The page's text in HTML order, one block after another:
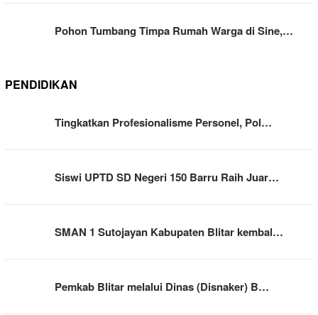
Pohon Tumbang Timpa Rumah Warga di Sine,…
PENDIDIKAN
Tingkatkan Profesionalisme Personel, Pol…
Siswi UPTD SD Negeri 150 Barru Raih Juar…
SMAN 1 Sutojayan Kabupaten Blitar kembal…
Pemkab Blitar melalui Dinas (Disnaker) B…